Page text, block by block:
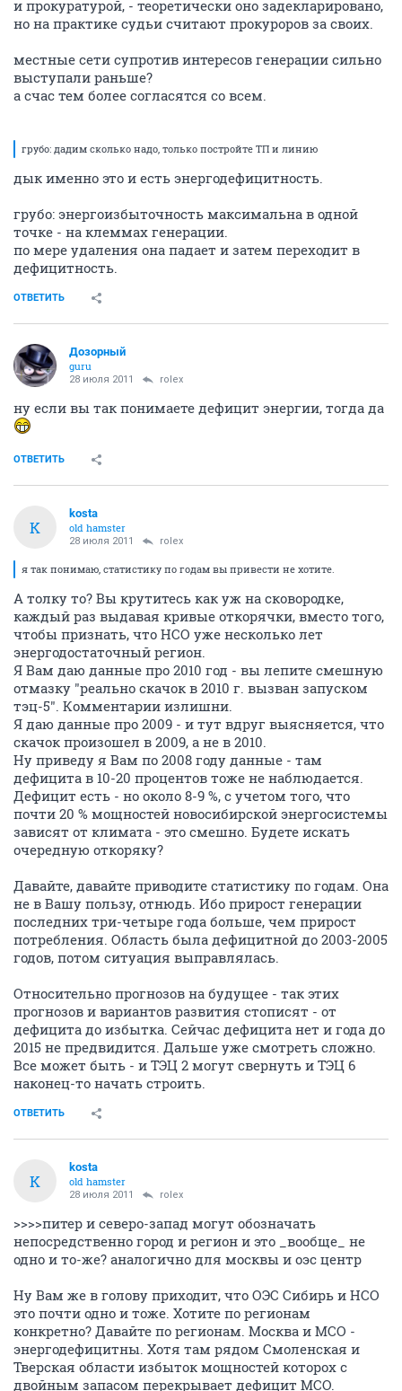
и прокуратурой, - теоретически оно задекларировано,
но на практике судьи считают прокуроров за своих.
местные сети супротив интересов генерации сильно
выступали раньше?
а счас тем более согласятся со всем.
грубо: дадим сколько надо, только постройте ТП и линию
дык именно это и есть энергодефицитность.
грубо: энергоизбыточность максимальна в одной
точке - на клеммах генерации.
по мере удаления она падает и затем переходит в
дефицитность.
ОТВЕТИТЬ
Дозорный
guru
28 июля 2011 rolex
ну если вы так понимаете дефицит энергии, тогда да
ОТВЕТИТЬ
K
kosta
old hamster
28 июля 2011 rolex
я так понимаю, статистику по годам вы привести не хотите.
А толку то? Вы крутитесь как уж на сковородке,
каждый раз выдавая кривые откорячки, вместо того,
чтобы признать, что НСО уже несколько лет
энергодостаточный регион.
Я Вам даю данные про 2010 год - вы лепите смешную
отмазку "реально скачок в 2010 г. вызван запуском
тэц-5". Комментарии излишни.
Я даю данные про 2009 - и тут вдруг выясняется, что
скачок произошел в 2009, а не в 2010.
Ну приведу я Вам по 2008 году данные - там
дефицита в 10-20 процентов тоже не наблюдается.
Дефицит есть - но около 8-9 %, с учетом того, что
почти 20 % мощностей новосибирской энергосистемы
зависят от климата - это смешно. Будете искать
очередную откоряку?
Давайте, давайте приводите статистику по годам. Она
не в Вашу пользу, отнюдь. Ибо прирост генерации
последних три-четыре года больше, чем прирост
потребления. Область была дефицитной до 2003-2005
годов, потом ситуация выправлялась.
Относительно прогнозов на будущее - так этих
прогнозов и вариантов развития стописят - от
дефицита до избытка. Сейчас дефицита нет и года до
2015 не предвидится. Дальше уже смотреть сложно.
Все может быть - и ТЭЦ 2 могут свернуть и ТЭЦ 6
наконец-то начать строить.
ОТВЕТИТЬ
K
kosta
old hamster
28 июля 2011 rolex
>>>>питер и северо-запад могут обозначать
непосредственно город и регион и это _вообще_ не
одно и то-же? аналогично для москвы и оэс центр
Ну Вам же в голову приходит, что ОЭС Сибирь и НСО
это почти одно и тоже. Хотите по регионам
конкретно? Давайте по регионам. Москва и МСО -
энергодефицитны. Хотя там рядом Смоленская и
Тверская области избыток мощностей которох с
двойным запасом перекрывает дефицит МСО.